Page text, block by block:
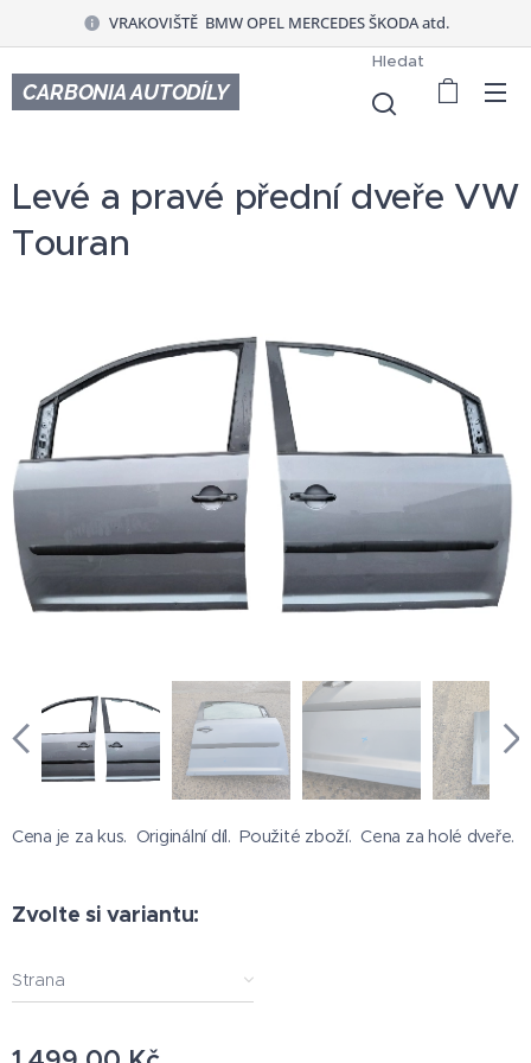
VRAKOVIŠTĚ BMW OPEL MERCEDES ŠKODA atd.
CARBONIA AUTODÍLY
Hledat
Levé a pravé přední dveře VW
Touran
Cena je za kus. Originální díl. Použité zboží. Cena za holé dveře.
Zvolte si variantu:
Strana